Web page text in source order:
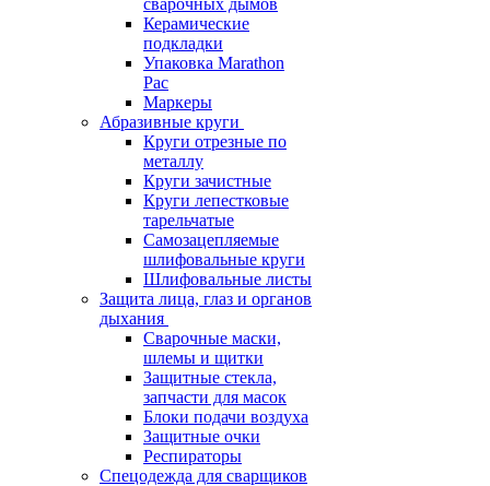
сварочных дымов
Керамические
подкладки
Упаковка Marathon
Pac
Маркеры
Абразивные круги
Круги отрезные по
металлу
Круги зачистные
Круги лепестковые
тарельчатые
Самозацепляемые
шлифовальные круги
Шлифовальные листы
Защита лица, глаз и органов
дыхания
Сварочные маски,
шлемы и щитки
Защитные стекла,
запчасти для масок
Блоки подачи воздуха
Защитные очки
Респираторы
Спецодежда для сварщиков